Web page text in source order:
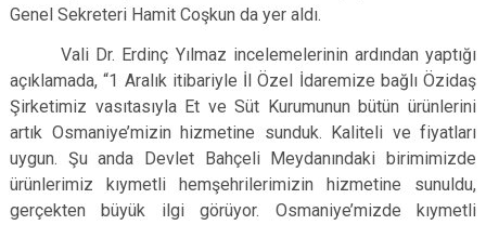
Genel Sekreteri Hamit Coşkun da yer aldı.
Vali Dr. Erdinç Yılmaz incelemelerinin ardından yaptığı
açıklamada, “1 Aralık itibariyle İl Özel İdaremize bağlı Özidaş
Şirketimiz vasıtasıyla Et ve Süt Kurumunun bütün ürünlerini
artık Osmaniye’mizin hizmetine sunduk. Kaliteli ve fiyatları
uygun. Şu anda Devlet Bahçeli Meydanındaki birimimizde
ürünlerimiz kıymetli hemşehrilerimizin hizmetine sunuldu,
gerçekten büyük ilgi görüyor. Osmaniye’mizde kıymetli